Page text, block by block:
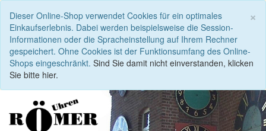
×
Dieser Online-Shop verwendet Cookies für ein optimales
Einkaufserlebnis. Dabei werden beispielsweise die Session-
Informationen oder die Spracheinstellung auf Ihrem Rechner
gespeichert. Ohne Cookies ist der Funktionsumfang des Online-
Shops eingeschränkt. Sind Sie damit nicht einverstanden, klicken
Sie bitte hier.